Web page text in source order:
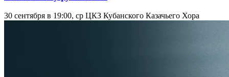
30 сентября в 19:00, ср ЦКЗ Кубанского Казачьего Хора